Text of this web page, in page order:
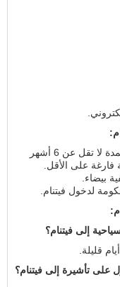
يجب أن يكون ساريًا لمدة لا تقل عن 6 أشهر
بيضاء.
لدخول فيتنام.
إلى فيتنام؟
على تأشيرة إلى فيتنام؟